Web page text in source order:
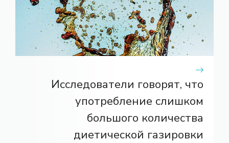
Исследователи говорят, что
употребление слишком
большого количества
диетической газировки